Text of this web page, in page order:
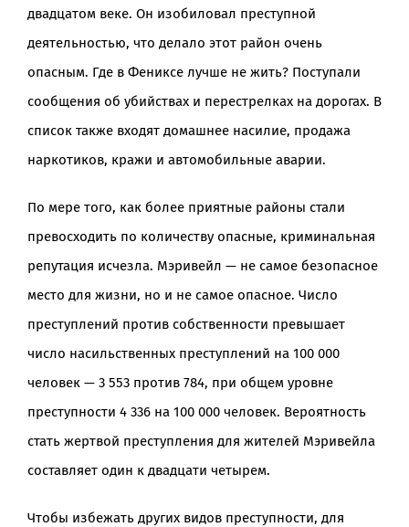
двадцатом веке. Он изобиловал преступной
деятельностью, что делало этот район очень
опасным. Где в Фениксе лучше не жить? Поступали
сообщения об убийствах и перестрелках на дорогах. В
список также входят домашнее насилие, продажа
наркотиков, кражи и автомобильные аварии.
По мере того, как более приятные районы стали
превосходить по количеству опасные, криминальная
репутация исчезла. Мэривейл — не самое безопасное
место для жизни, но и не самое опасное. Число
преступлений против собственности превышает
число насильственных преступлений на 100 000
человек — 3 553 против 784, при общем уровне
преступности 4 336 на 100 000 человек. Вероятность
стать жертвой преступления для жителей Мэривейла
составляет один к двадцати четырем.
Чтобы избежать других видов преступности, для